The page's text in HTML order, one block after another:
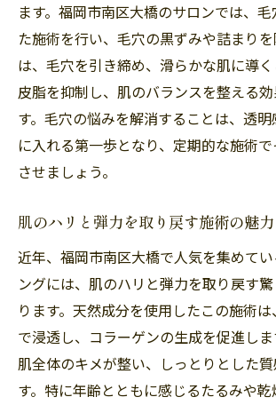
ます。福岡市南区大橋のサロンでは、
た施術を行い、毛穴の黒ずみや詰まり
は、毛穴を引き締め、滑らかな肌に導
皮脂を抑制し、肌のバランスを整える
す。毛穴の悩みを解消することは、透
に入れる第一歩となり、定期的な施術
させましょう。
肌のハリと弾力を取り戻す施術の魅力
近年、福岡市南区大橋で人気を集めて
ングには、肌のハリと弾力を取り戻す
ります。天然成分を使用したこの施術
で浸透し、コラーゲンの生成を促進しま
肌全体のキメが整い、しっとりとした
す。特に年齢とともに感じるたるみや